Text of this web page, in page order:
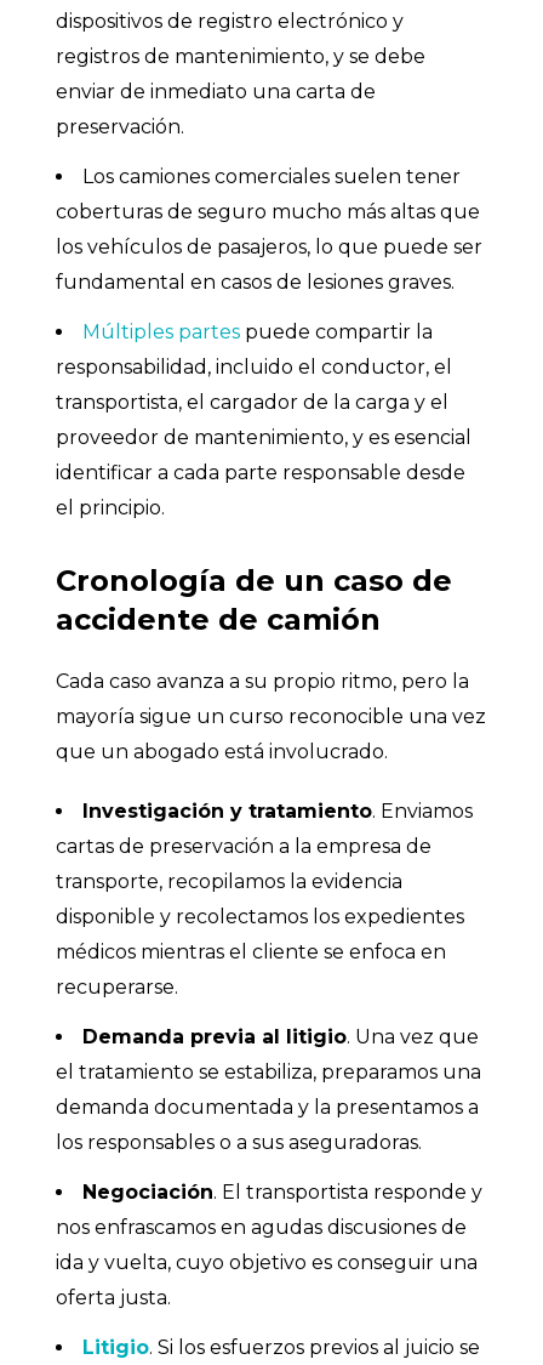
dispositivos de registro electrónico y
registros de mantenimiento, y se debe
enviar de inmediato una carta de
preservación.
Los camiones comerciales suelen tener
coberturas de seguro mucho más altas que
los vehículos de pasajeros, lo que puede ser
fundamental en casos de lesiones graves.
Múltiples partes puede compartir la
responsabilidad, incluido el conductor, el
transportista, el cargador de la carga y el
proveedor de mantenimiento, y es esencial
identificar a cada parte responsable desde
el principio.
Cronología de un caso de
accidente de camión
Cada caso avanza a su propio ritmo, pero la
mayoría sigue un curso reconocible una vez
que un abogado está involucrado.
Investigación y tratamiento. Enviamos
cartas de preservación a la empresa de
transporte, recopilamos la evidencia
disponible y recolectamos los expedientes
médicos mientras el cliente se enfoca en
recuperarse.
Demanda previa al litigio. Una vez que
el tratamiento se estabiliza, preparamos una
demanda documentada y la presentamos a
los responsables o a sus aseguradoras.
Negociación. El transportista responde y
nos enfrascamos en agudas discusiones de
ida y vuelta, cuyo objetivo es conseguir una
oferta justa.
Litigio. Si los esfuerzos previos al juicio se